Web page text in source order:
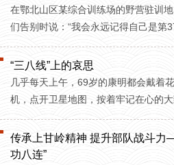
在鄂北山区某综合训练场的野营驻训
们告别时说：“我会永远记得自己是第
“三八线”上的哀思
几乎每天上午，69岁的康明都会戴着
机，点开卫星地图，按着牢记在心的
传承上甘岭精神 提升部队战斗
功八连”